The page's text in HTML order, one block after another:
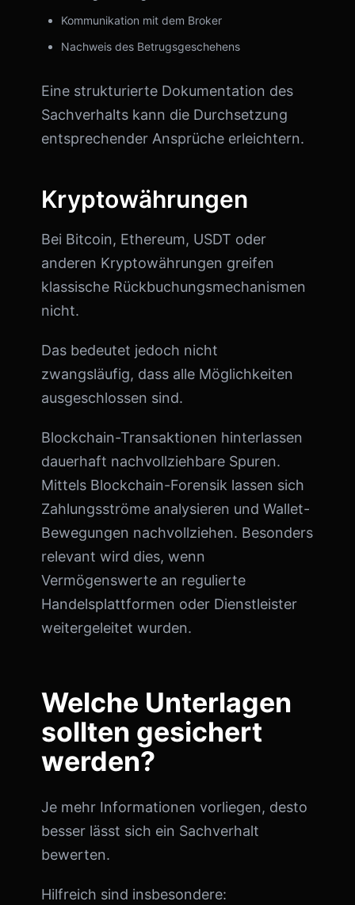
Kommunikation mit dem Broker
Nachweis des Betrugsgeschehens
Eine strukturierte Dokumentation des
Sachverhalts kann die Durchsetzung
entsprechender Ansprüche erleichtern.
Kryptowährungen
Bei Bitcoin, Ethereum, USDT oder
anderen Kryptowährungen greifen
klassische Rückbuchungsmechanismen
nicht.
Das bedeutet jedoch nicht
zwangsläufig, dass alle Möglichkeiten
ausgeschlossen sind.
Blockchain-Transaktionen hinterlassen
dauerhaft nachvollziehbare Spuren.
Mittels Blockchain-Forensik lassen sich
Zahlungsströme analysieren und Wallet-
Bewegungen nachvollziehen. Besonders
relevant wird dies, wenn
Vermögenswerte an regulierte
Handelsplattformen oder Dienstleister
weitergeleitet wurden.
Welche Unterlagen
sollten gesichert
werden?
Je mehr Informationen vorliegen, desto
besser lässt sich ein Sachverhalt
bewerten.
Hilfreich sind insbesondere: